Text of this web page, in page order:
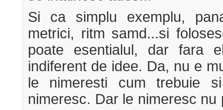
Si ca simplu exemplu,
metrici, ritm samd...si
poate esentialul, dar fara
indiferent de idee. Da, nu e
le nimeresti cum trebuie
nimeresc. Dar le nimeresc